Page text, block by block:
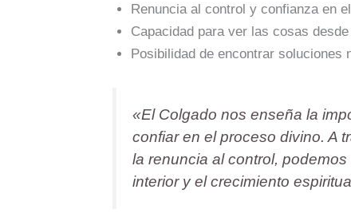
Renuncia al control y confianza en
Capacidad para ver las cosas
Posibilidad de encontrar soluciones
«El Colgado nos enseña la
confiar en el proceso divino. A
la renuncia al control,
interior y el crecimiento